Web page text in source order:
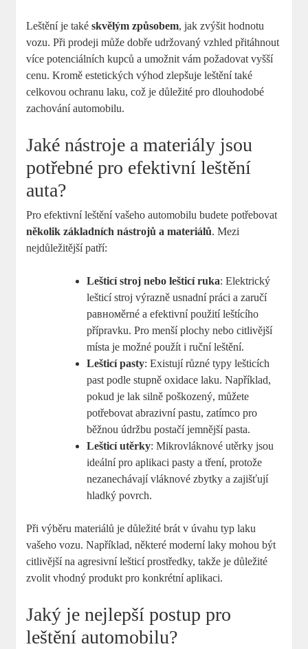
Leštění je takéskvělým způsobem, jak zvýšit hodnotu
vozu. Při prodeji může dobře udržovaný vzhled přitáhnout
více potenciálních kupců a umožnit vám požadovat vyšší
cenu. Kromě estetických výhod zlepšuje leštění také
celkovou ochranu laku, což je důležité pro dlouhodobé
zachování automobilu.
Jaké nástroje a materiály jsou
potřebné pro efektivní leštění
auta?
Pro efektivní leštění vašeho automobilu budete potřebovat
několik základních nástrojů a materiálů. Mezi
nejdůležitější patří:
Lešticí stroj nebo lešticí ruka: Elektrický
lešticí stroj výrazně usnadní práci a zaručí
равномěrné a efektivní použití leštícího
přípravku. Pro menší plochy nebo citlivější
místa je možné použít i ruční leštění.
Lešticí pasty: Existují různé typy lešticích
past podle stupně oxidace laku. Například,
pokud je lak silně poškozený, můžete
potřebovat abrazivní pastu, zatímco pro
běžnou údržbu postačí jemnější pasta.
Lešticí utěrky: Mikrovláknové utěrky jsou
ideální pro aplikaci pasty a tření, protože
nezanechávají vláknové zbytky a zajišťují
hladký povrch.
Při výběru materiálů je důležité brát v úvahu typ laku
vašeho vozu. Například, některé moderní laky mohou být
citlivější na agresivní lešticí prostředky, takže je důležité
zvolit vhodný produkt pro konkrétní aplikaci.
Jaký je nejlepší postup pro
leštění automobilu?